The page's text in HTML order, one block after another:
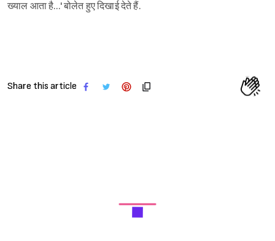
ख्याल आता है…' बोलेत हुए दिखाई देते हैं.
Share this article